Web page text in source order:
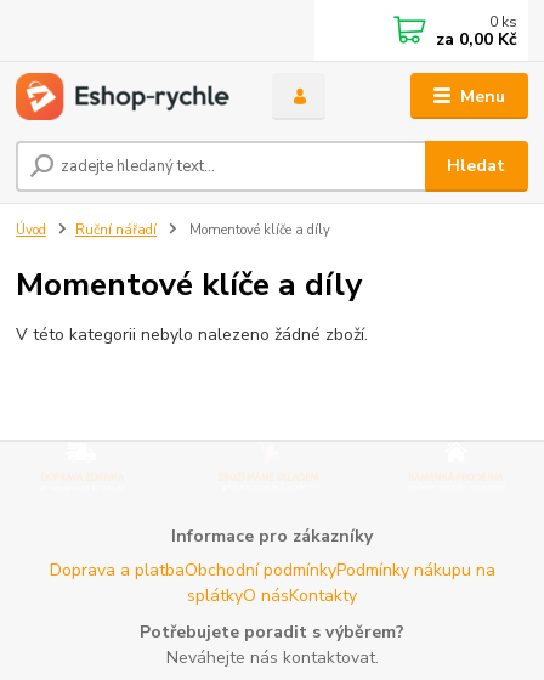
Menu
Hledat
0 ks
za 0,00 Kč
Úvod Ruční nářadí Momentové klíče a díly
Momentové klíče a díly
V této kategorii nebylo nalezeno žádné zboží.
Informace pro zákazníky
Doprava a platbaObchodní podmínkyPodmínky nákupu na
splátkyO násKontakty
Potřebujete poradit s výběrem?
Neváhejte nás kontaktovat.